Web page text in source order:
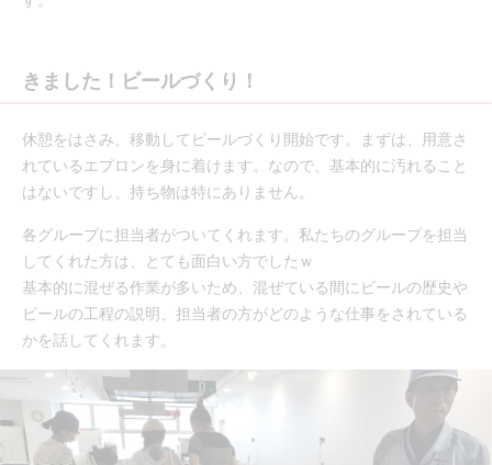
きました！ビールづくり！
休憩をはさみ、移動してビールづくり開始です。まずは、用意さ
れているエプロンを身に着けます。なので、基本的に汚れること
はないですし、持ち物は特にありません。
各グループに担当者がついてくれます。私たちのグループを担当
してくれた方は、とても面白い方でしたｗ
基本的に混ぜる作業が多いため、混ぜている間にビールの歴史や
ビールの工程の説明、担当者の方がどのような仕事をされている
かを話してくれます。